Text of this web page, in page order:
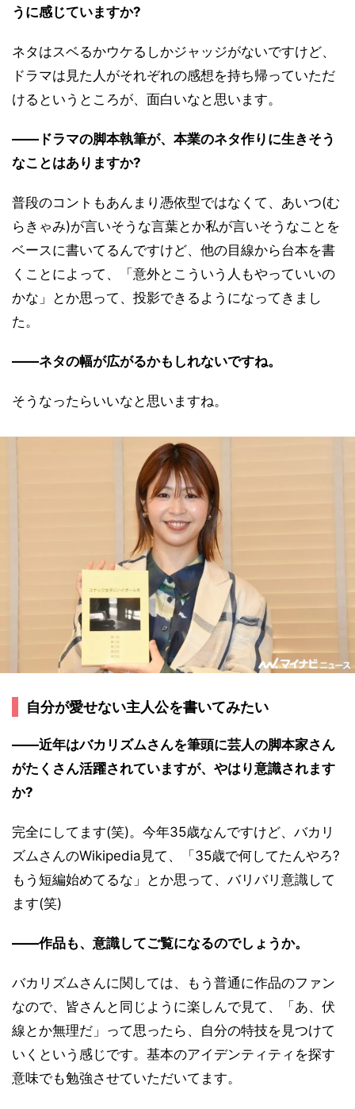
うに感じていますか?
ネタはスベるかウケるしかジャッジがないですけど、
ドラマは見た人がそれぞれの感想を持ち帰っていただ
けるというところが、面白いなと思います。
――ドラマの脚本執筆が、本業のネタ作りに生きそう
なことはありますか?
普段のコントもあんまり憑依型ではなくて、あいつ(む
らきゃみ)が言いそうな言葉とか私が言いそうなことを
ベースに書いてるんですけど、他の目線から台本を書
くことによって、「意外とこういう人もやっていいの
かな」とか思って、投影できるようになってきまし
た。
――ネタの幅が広がるかもしれないですね。
そうなったらいいなと思いますね。
自分が愛せない主人公を書いてみたい
――近年はバカリズムさんを筆頭に芸人の脚本家さん
がたくさん活躍されていますが、やはり意識されます
か?
完全にしてます(笑)。今年35歳なんですけど、バカリ
ズムさんのWikipedia見て、「35歳で何してたんやろ?
もう短編始めてるな」とか思って、バリバリ意識して
ます(笑)
――作品も、意識してご覧になるのでしょうか。
バカリズムさんに関しては、もう普通に作品のファン
なので、皆さんと同じように楽しんで見て、「あ、伏
線とか無理だ」って思ったら、自分の特技を見つけて
いくという感じです。基本のアイデンティティを探す
意味でも勉強させていただいてます。